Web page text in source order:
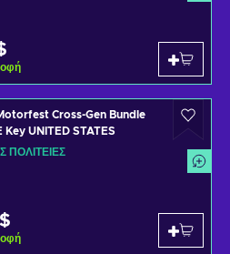
Cross-Gen Bundle
Key UNITED STATES
ΠΟΛΙΤΕΊΕΣ